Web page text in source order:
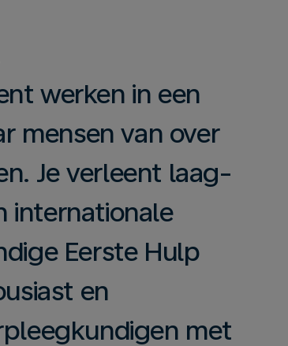
werken in een
mensen van over
Je verleent laag-
internationale
Eerste Hulp
en
met